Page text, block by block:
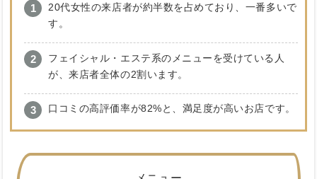
20代女性の来店者が約半数を占めており、一番多いで
す。
フェイシャル・エステ系のメニューを受けている人
が、来店者全体の2割います。
口コミの高評価率が82%と、満足度が高いお店です。